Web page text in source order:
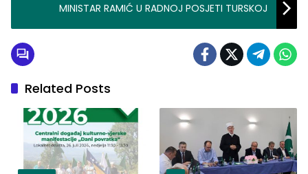
MINISTAR RAMIĆ U RADNOJ POSJETI TURSKOJ
Related Posts